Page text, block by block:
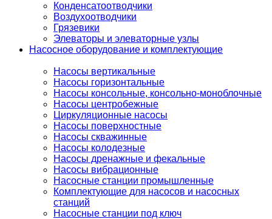
Конденсатоотводчики
Воздухоотводчики
Грязевики
Элеваторы и элеваторные узлы
Насосное оборудование и комплектующие
Насосы вертикальные
Насосы горизонтальные
Насосы консольные, консольно-моноблочные
Насосы центробежные
Циркуляционные насосы
Насосы поверхностные
Насосы скважинные
Насосы колодезные
Насосы дренажные и фекальные
Насосы вибрационные
Насосные станции промышленные
Комплектующие для насосов и насосных
станций
Насосные станции под ключ